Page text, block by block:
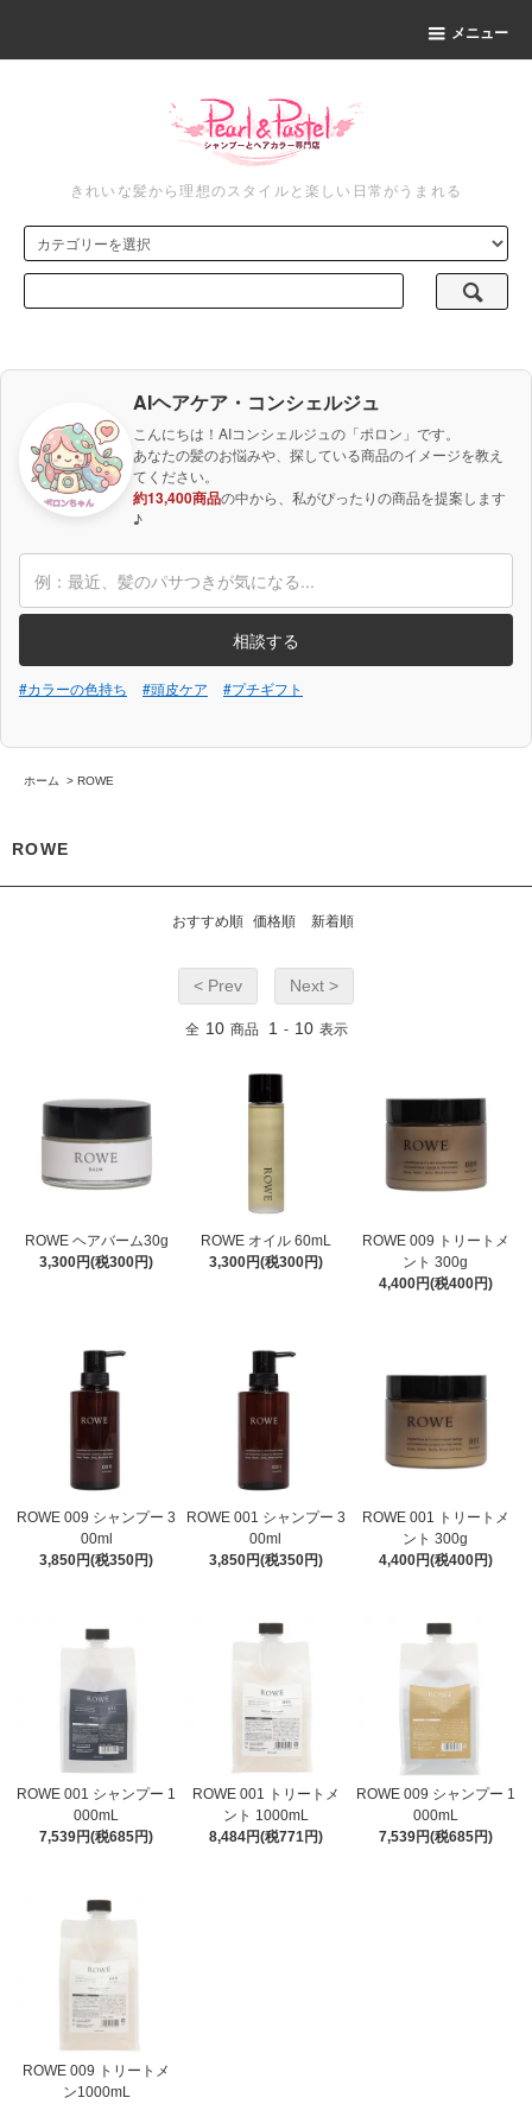
メニュー
きれいな髪から理想のスタイルと楽しい日常がうまれる
AIヘアケア・コンシェルジュ
こんにちは！AIコンシェルジュの「ポロン」です。
あなたの髪のお悩みや、探している商品のイメージを教え
てください。
約13,400商品の中から、私がぴったりの商品を提案します
♪
相談する
#カラーの色持ち #頭皮ケア #プチギフト
ホーム > ROWE
ROWE
おすすめ順 価格順 新着順
< Prev Next >
全 10 商品 1 - 10 表示
ROWE ヘアバーム30g
3,300円(税300円)
ROWE オイル 60mL
3,300円(税300円)
ROWE 009 トリートメ
ント 300g
4,400円(税400円)
ROWE 009 シャンプー 3
00ml
3,850円(税350円)
ROWE 001 シャンプー 3
00ml
3,850円(税350円)
ROWE 001 トリートメ
ント 300g
4,400円(税400円)
ROWE 001 シャンプー 1
000mL
7,539円(税685円)
ROWE 001 トリートメ
ント 1000mL
8,484円(税771円)
ROWE 009 シャンプー 1
000mL
7,539円(税685円)
ROWE 009 トリートメ
ン1000mL